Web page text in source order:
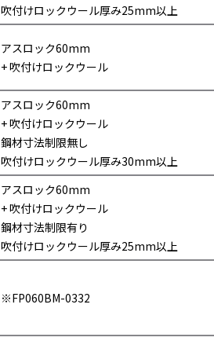
吹付けロックウール厚み25mm以上
アスロック60mm
+ 吹付けロックウール
アスロック60mm
+ 吹付けロックウール
鋼材寸法制限無し
吹付けロックウール厚み30mm以上
アスロック60mm
+ 吹付けロックウール
鋼材寸法制限有り
吹付けロックウール厚み25mm以上
※FP060BM-0332